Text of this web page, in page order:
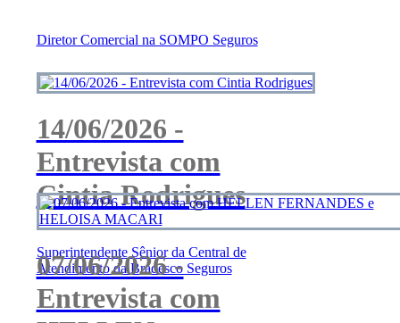
Diretor Comercial na SOMPO Seguros
14/06/2026 -
Entrevista com
Cintia Rodrigues
Superintendente Sênior da Central de
Atendimento da Bradesco Seguros
07/06/2026 -
Entrevista com